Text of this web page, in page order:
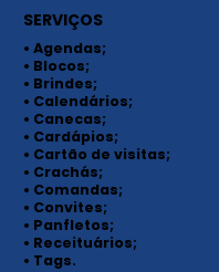
SERVIÇOS
• Agendas;
• Blocos;
• Brindes;
• Calendários;
• Canecas;
• Cardápios;
• Cartão de visitas;
• Crachás;
• Comandas;
• Convites;
• Panfletos;
• Receituários;
• Tags.